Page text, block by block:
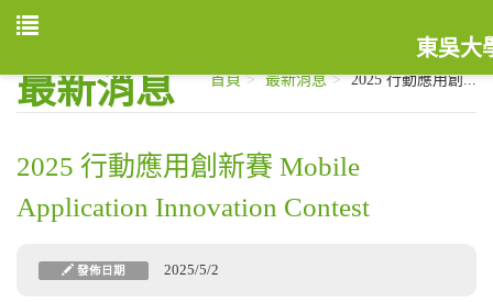
東吳大
最新消息 首頁 最新消息 2025 行動應用創...
2025 行動應用創新賽 Mobile
Application Innovation Contest
發佈日期 2025/5/2